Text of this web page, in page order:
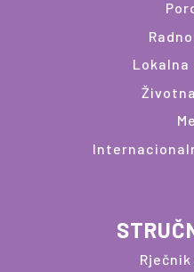
Lokalna